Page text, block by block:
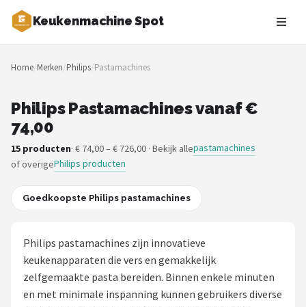
Keukenmachine Spot
Zoeken
NAVIGATIE
Merken
Blog
MasterChef
Keukenmachines
Staafmixers
Home/Merken/Philips/Pastamachines
Philips Pastamachines vanaf €
74,00
15 producten· € 74,00 – € 726,00 · Bekijk allepastamachines
of overigePhilips producten
Goedkoopste Philips pastamachines
Philips pastamachines zijn innovatieve
keukenapparaten die vers en gemakkelijk
zelfgemaakte pasta bereiden. Binnen enkele minuten
en met minimale inspanning kunnen gebruikers diverse